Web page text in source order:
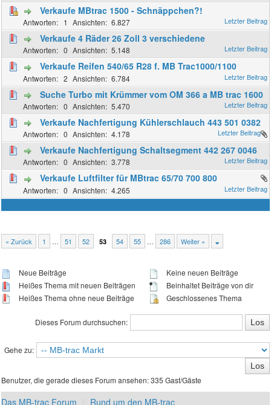
Verkaufe MBtrac 1500 - Schnäppchen?!
1 6.827
Verkaufe 4 Räder 26 Zoll 3 verschiedene
0 5.148
Verkaufe Reifen 540/65 R28 f. MB Trac1000/1100
2 6.784
Suche Turbo mit Krümmer vom OM 366 a MB trac 1600
0 5.470
Verkaufe Nachfertigung Kühlerschlauch 443 501 0382
0 4.178
Verkaufe Nachfertigung Schaltsegment 442 267 0046
0 3.778
Verkaufe Luftfilter für MBtrac 65/70 700 800
0 4.265
« Zurück 1 … 51 52 53 54 55 … 286 Weiter »
Neue Beiträge
Heißes Thema mit neuen Beiträgen
Heißes Thema ohne neue Beiträge
Keine neuen Beiträge
Beinhaltet Beiträge von dir
Geschlossenes Thema
Dieses Forum durchsuchen:
Gehe zu:
Benutzer, die gerade dieses Forum ansehen: 335 Gast/Gäste
Das MB-trac Forum Rund um den MB-trac